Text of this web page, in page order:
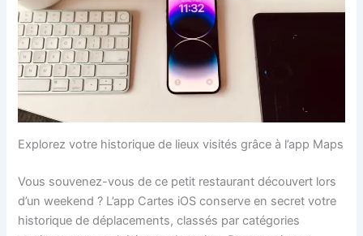
Explorez votre historique de lieux visités grâce à l’app Maps
Vous souvenez-vous de ce petit restaurant découvert lors
d’un weekend ? L’app Cartes iOS conserve en secret votre
historique de déplacements, classés par catégories